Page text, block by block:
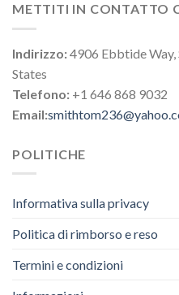
METTITI IN CONTATTO
Indirizzo:4906 Ebbtide Way,
States
Telefono: +1 646 868 9032
Email:
POLITICHE
Informativa sulla privacy
Politica di rimborso e reso
Termini e condizioni